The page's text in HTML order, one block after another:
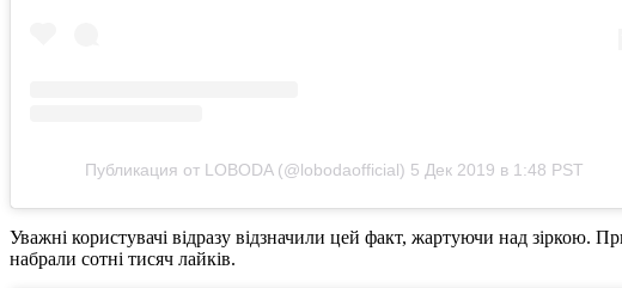
Публикация от LOBODA (@lobodaofficial) 5 Дек 2019 в 1:48 PST
Уважні користувачі відразу відзначили цей факт, жартуючи над зіркою.
набрали сотні тисяч лайків.